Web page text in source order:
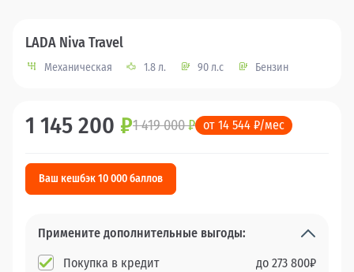
LADA Niva Travel
Механическая 1.8 л. 90 л.с Бензин
1 145 200 ₽1 419 000₽ от 14 544 ₽/мес
Ваш кешбэк 10 000 баллов
Примените дополнительные выгоды:
Покупка в кредит
до 273 800₽